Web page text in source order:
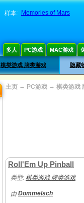
样本: Memories of Mars
多人 PC游戏 MAC游戏
棋类游戏 牌类游戏 隐藏
主页 → PC游戏 → 棋类游戏
Roll'Em Up Pinball
类型: 棋类游戏 牌类游戏
由Dommelsch